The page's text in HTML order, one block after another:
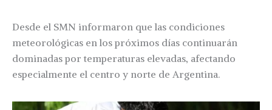
Desde el SMN informaron que las condiciones
meteorológicas en los próximos días continuarán
dominadas por temperaturas elevadas, afectando
especialmente el centro y norte de Argentina.